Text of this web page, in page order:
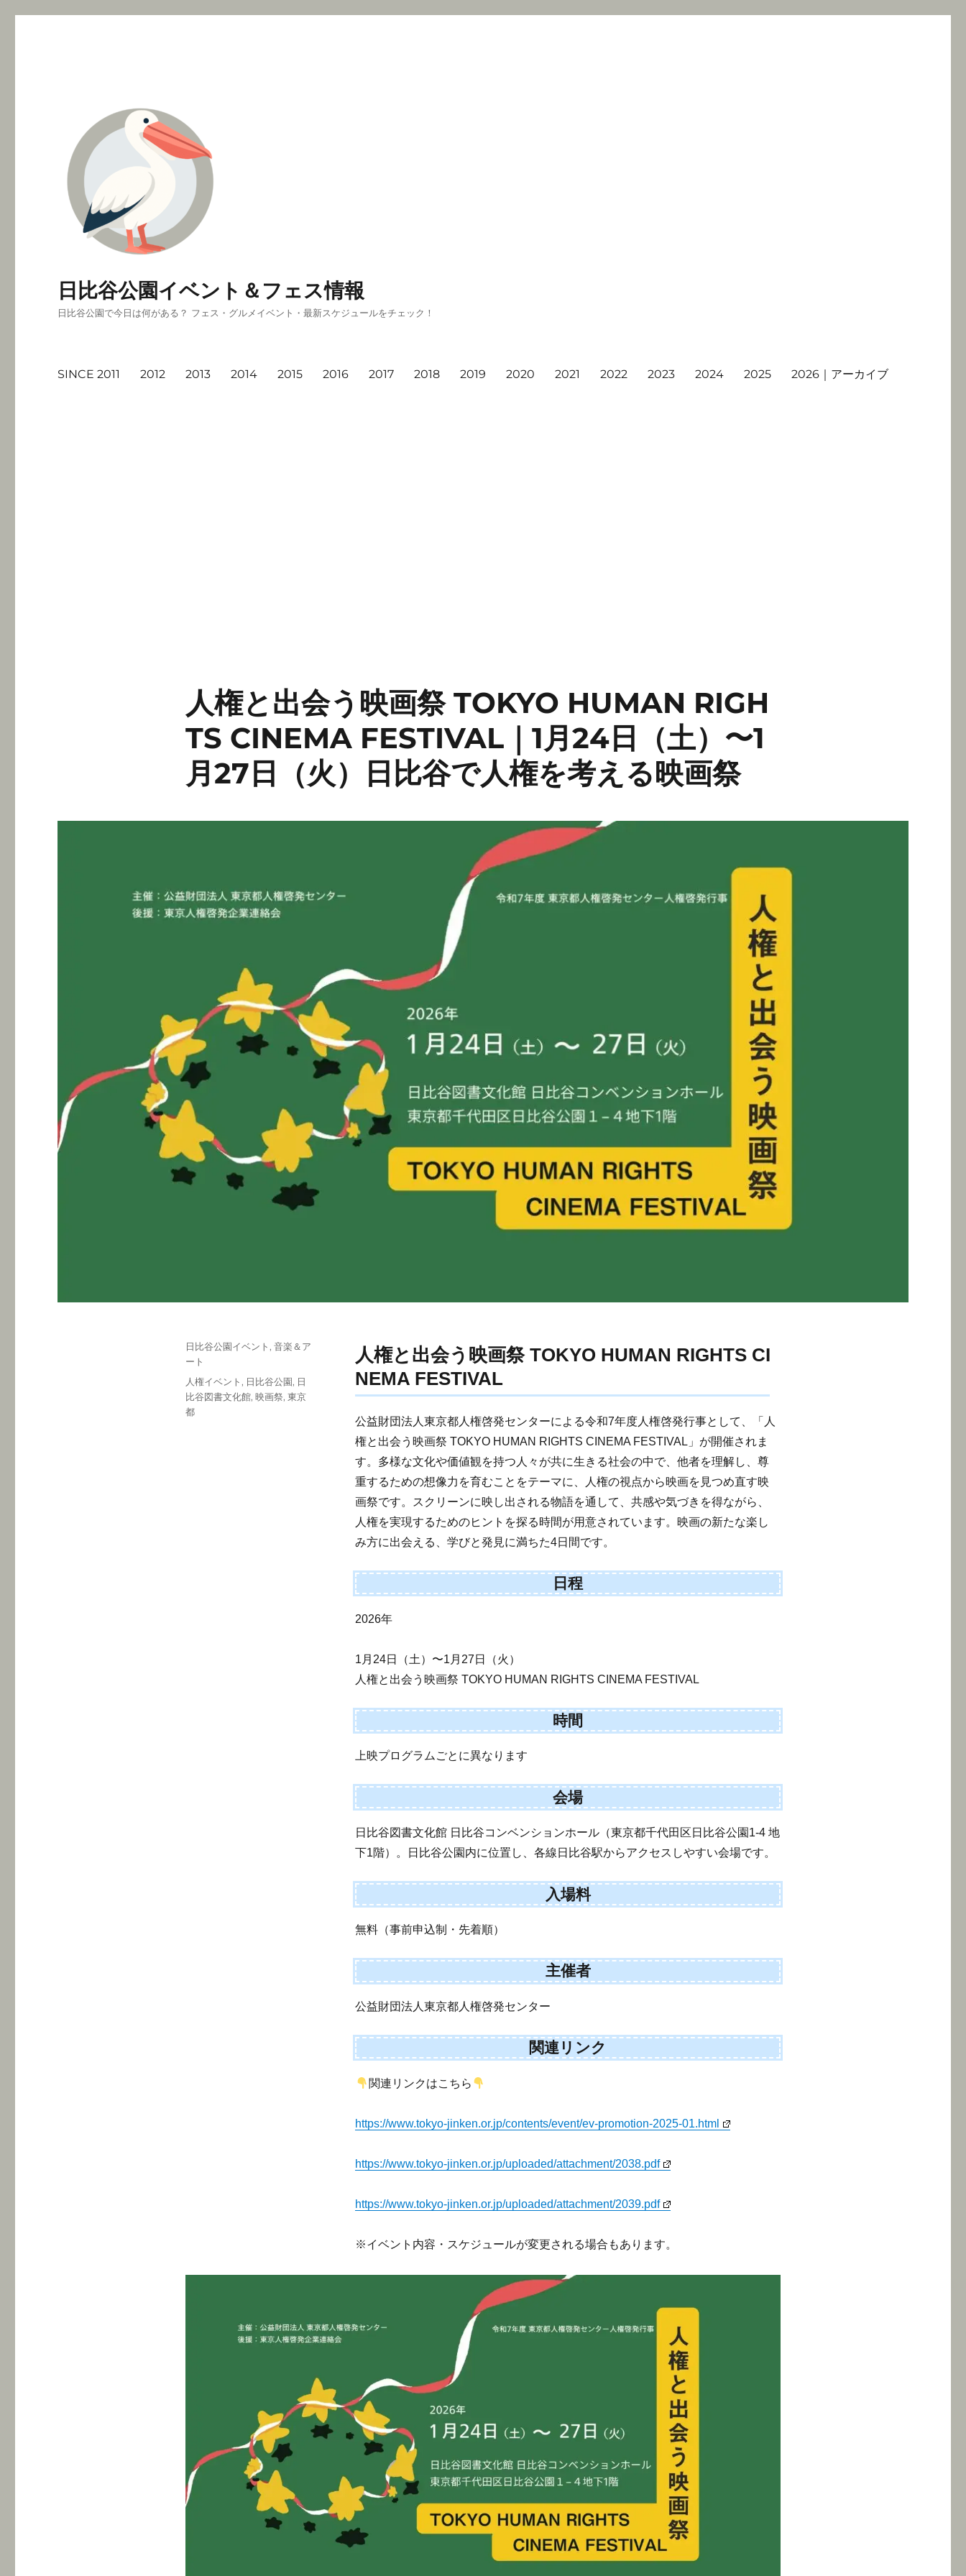
日比谷公園イベント＆フェス情報
日比谷公園で今日は何がある？ フェス・グルメイベント・最新スケジュールをチェック！
SINCE 2011 2012 2013 2014 2015 2016 2017 2018 2019 2020 2021 2022 2023 2024 2025 2026｜アーカイブ
人権と出会う映画祭 TOKYO HUMAN RIGH
TS CINEMA FESTIVAL｜1月24日（土）〜1
月27日（火）日比谷で人権を考える映画祭
人権と出会う映画祭 TOKYO HUMAN RIGHTS CI
NEMA FESTIVAL
公益財団法人東京都人権啓発センターによる令和7年度人権啓発行事として、「人
権と出会う映画祭 TOKYO HUMAN RIGHTS CINEMA FESTIVAL」が開催されま
す。多様な文化や価値観を持つ人々が共に生きる社会の中で、他者を理解し、尊
重するための想像力を育むことをテーマに、人権の視点から映画を見つめ直す映
画祭です。スクリーンに映し出される物語を通して、共感や気づきを得ながら、
人権を実現するためのヒントを探る時間が用意されています。映画の新たな楽し
み方に出会える、学びと発見に満ちた4日間です。
日程
2026年
1月24日（土）〜1月27日（火）
人権と出会う映画祭 TOKYO HUMAN RIGHTS CINEMA FESTIVAL
時間
上映プログラムごとに異なります
会場
日比谷図書文化館 日比谷コンベンションホール（東京都千代田区日比谷公園1-4 地
下1階）。日比谷公園内に位置し、各線日比谷駅からアクセスしやすい会場です。
入場料
無料（事前申込制・先着順）
主催者
公益財団法人東京都人権啓発センター
関連リンク
関連リンクはこちら
https://www.tokyo-jinken.or.jp/contents/event/ev-promotion-2025-01.html
https://www.tokyo-jinken.or.jp/uploaded/attachment/2038.pdf
https://www.tokyo-jinken.or.jp/uploaded/attachment/2039.pdf
※イベント内容・スケジュールが変更される場合もあります。
投
カ
テ
ゴ
リ
ー
日比谷公園イベント , 音楽＆ア
ート
タ
グ
人権イベント , 日比谷公園, 日
比谷図書文化館, 映画祭, 東京
都